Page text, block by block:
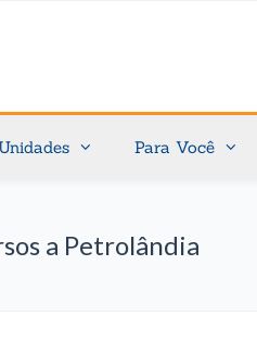
Para Você
a Petrolândia